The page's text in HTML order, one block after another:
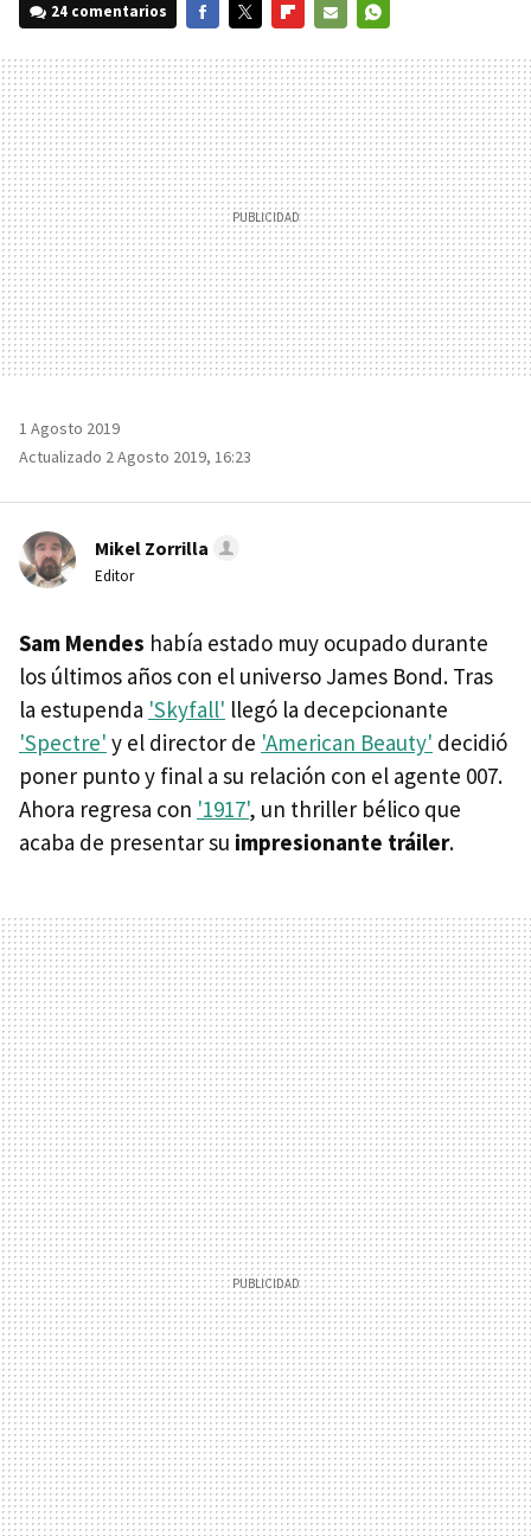
24 comentarios
MAIL
1 Agosto 2019
Actualizado 2 Agosto 2019, 16:23
Mikel Zorrilla
Editor
Sam Mendes había estado muy ocupado durante
los últimos años con el universo James Bond. Tras
la estupenda 'Skyfall' llegó la decepcionante
'Spectre' y el director de 'American Beauty' decidió
poner punto y final a su relación con el agente 007.
Ahora regresa con '1917', un thriller bélico que
acaba de presentar su impresionante tráiler.